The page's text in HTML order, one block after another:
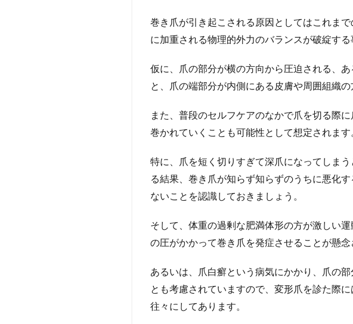
5.1
著者
いて
5.1.0.1
巻き爪が引き起こされる原因としてはこれま
に加重される物理的外力のバランスが破綻する
仮に、爪の部分が横の方向から圧迫される、
と、爪の端部分が内側にある皮膚や周囲組織
また、普段のセルフケアのなかで爪を切る際
巻かれていくことも可能性として想定されます
特に、爪を短く切りすぎて深爪になってしま
る結果、巻き爪が知らず知らずのうちに悪化
ないことを認識しておきましょう。
そして、体重の過剰な肥満体形の方が激しい
の圧がかかって巻き爪を発症させることが懸念
あるいは、爪白癬という病気にかかり、爪の
とも考慮されていますので、変形爪を診た際
往々にしてあります。